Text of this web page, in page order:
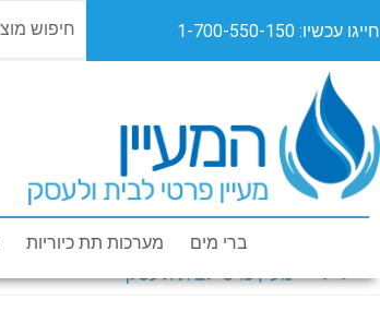
חייגו עכשיו: 1-700-550-150
ברי מים מערכות תת כיוריות
מוצרים